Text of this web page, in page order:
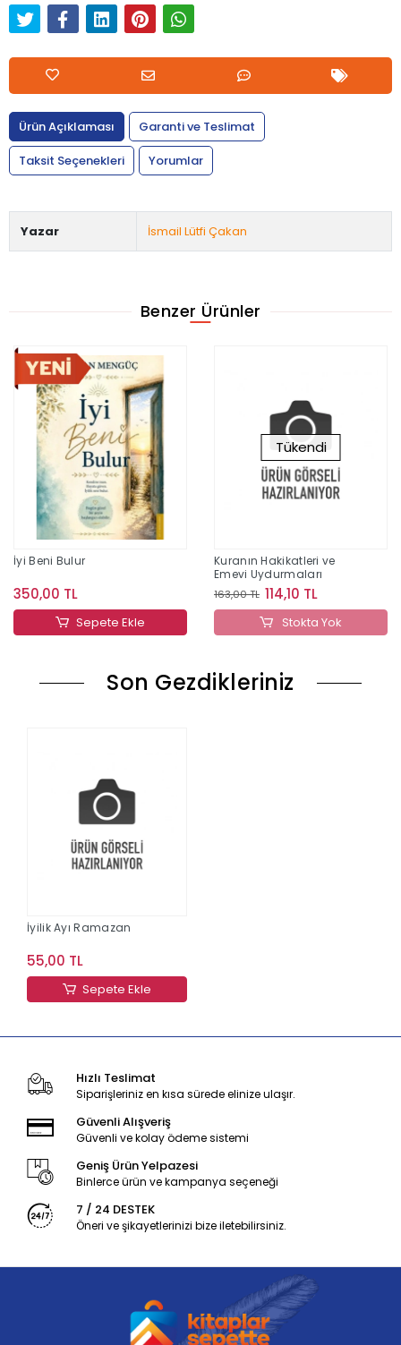
Ürün Açıklaması
Garanti ve Teslimat
Taksit Seçenekleri
Yorumlar
Yazar İsmail Lütfi Çakan
Benzer Ürünler
İyi Beni Bulur
350,00 TL
Sepete Ekle
Tükendi
Kuranın Hakikatleri ve
Emevi Uydurmaları
163,00 TL 114,10 TL
Stokta Yok
Son Gezdikleriniz
İyilik Ayı Ramazan
55,00 TL
Sepete Ekle
Hızlı Teslimat
Siparişleriniz en kısa sürede elinize ulaşır.
Güvenli Alışveriş
Güvenli ve kolay ödeme sistemi
Geniş Ürün Yelpazesi
Binlerce ürün ve kampanya seçeneği
7 / 24 DESTEK
Öneri ve şikayetlerinizi bize iletebilirsiniz.